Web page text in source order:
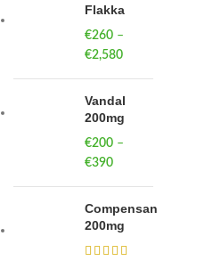
Flakka
€260 –
€2,580
€260
through
Vandal
200mg
€200 –
€390
through
Compensan
200mg